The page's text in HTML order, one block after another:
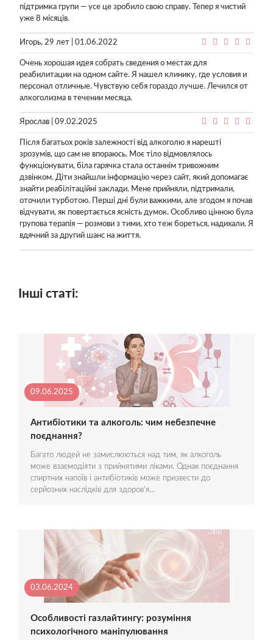
підтримка групи — усе це зробило свою справу. Тепер я чистий
уже 8 місяців.
Игорь, 29 лет | 01.06.2022
Очень хорошая идея собрать сведения о местах для
реабилитации на одном сайте. Я нашел клинику, где условия и
персонал отличные. Чувствую себя гораздо лучше. Лечился от
алкоголизма в течении месяца.
Ярослав | 09.02.2025
Після багатьох років залежності від алкоголю я нарешті
зрозумів, що сам не впораюсь. Моє тіло відмовлялось
функціонувати, біла гарячка стала останнім тривожним
дзвінком. Діти знайшли інформацію через сайт, який допомагає
знайти реабілітаційні заклади. Мене прийняли, підтримали,
оточили турботою. Перші дні були важкими, але згодом я почав
відчувати, як повертається ясність думок. Особливо цінною була
групова терапія — розмови з тими, хто теж бореться, надихали. Я
вдячний за другий шанс на життя.
Інші статі:
09.06.2025
Антибіотики та алкоголь: чим небезпечне
поєднання?
Багато людей не замислюються над тим, як алкоголь
може взаємодіяти з прийнятими ліками. Однак поєднання
спиртних напоїв і антибіотиків може призвести до
серйозних наслідків для здоров'я…
03.06.2024
Особливості газлайтингу: розуміння
психологічного маніпулювання